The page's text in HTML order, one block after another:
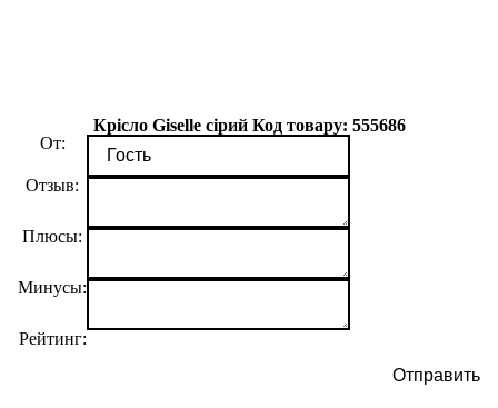
Крісло Giselle сірий Код товару: 555686
От:
Отзыв:
Плюсы:
Минусы:
Рейтинг:
Отправить